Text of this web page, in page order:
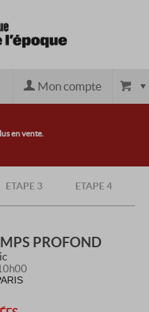
Mon compte
en vente.
ETAPE 3 ETAPE 4
PROFOND